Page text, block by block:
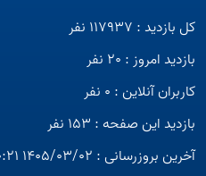
کل بازدید : 117937 نفر
بازدید امروز : 20 نفر
کاربران آنلاین : 0 نفر
بازدید این صفحه : 153 نفر
آخرین بروزرسانی : 1405/03/02 10:21